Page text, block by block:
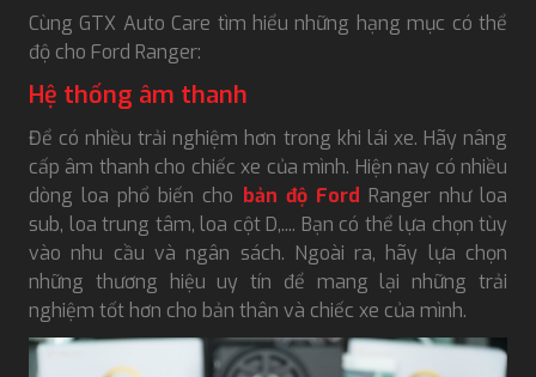
Cùng GTX Auto Care tìm hiểu những hạng mục có thể
độ cho Ford Ranger:
Hệ thống âm thanh
Để có nhiều trải nghiệm hơn trong khi lái xe. Hãy nâng
cấp âm thanh cho chiếc xe của mình. Hiện nay có nhiều
dòng loa phổ biến cho bản độ Ford Ranger như loa
sub, loa trung tâm, loa cột D,.... Bạn có thể lựa chọn tùy
vào nhu cầu và ngân sách. Ngoài ra, hãy lựa chọn
những thương hiệu uy tín để mang lại những trải
nghiệm tốt hơn cho bản thân và chiếc xe của mình.